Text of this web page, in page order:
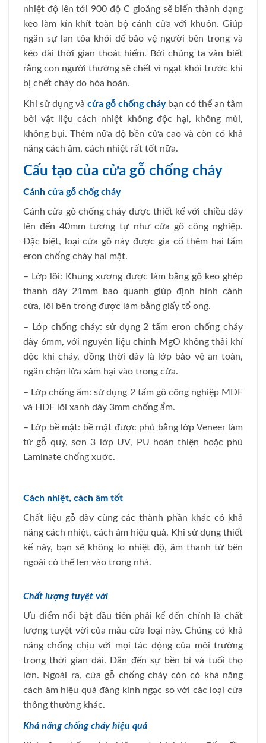
nhiệt độ lên tới 900 độ C gioăng sẽ biến thành dạng
keo làm kín khít toàn bộ cánh cửa với khuôn. Giúp
ngăn sự lan tỏa khói để bảo vệ người bên trong và
kéo dài thời gian thoát hiểm. Bởi chúng ta vẫn biết
rằng con người thường sẽ chết vì ngạt khói trước khi
bị chết cháy do hỏa hoản.
Khi sử dụng và cửa gỗ chống cháybạn có thể an tâm
bởi vật liệu cách nhiệt không độc hại, không mùi,
không bụi. Thêm nữa độ bền cửa cao và còn có khả
năng cách âm, cách nhiệt rất tốt nữa.
Cấu tạo của cửa gỗ chống cháy
Cánh cửa gỗ chốg cháy
Cánh cửa gỗ chống cháy được thiết kế với chiều dày
lên đến 40mm tương tự như cửa gỗ công nghiệp.
Đặc biệt, loại cửa gỗ này được gia cố thêm hai tấm
eron chống cháy hai mặt.
– Lớp lõi: Khung xương được làm bằng gỗ keo ghép
thanh dày 21mm bao quanh giúp định hình cánh
cửa, lõi bên trong được làm bằng giấy tổ ong.
– Lớp chống cháy: sử dụng 2 tấm eron chống cháy
dày 6mm, với nguyên liệu chính MgO không thải khí
độc khi cháy, đồng thời đây là lớp bảo vệ an toàn,
ngăn chặn lửa xâm hại vào trong cửa.
– Lớp chống ẩm: sử dụng 2 tấm gỗ công nghiệp MDF
và HDF lõi xanh dày 3mm chống ẩm.
– Lớp bề mặt: bề mặt được phủ bằng lớp Veneer làm
từ gỗ quý, sơn 3 lớp UV, PU hoàn thiện hoặc phủ
Laminate chống xước.
Cách nhiệt, cách âm tốt
Chất liệu gỗ dày cùng các thành phần khác có khả
năng cách nhiệt, cách âm hiệu quả. Khi sử dụng thiết
kế này, bạn sẽ không lo nhiệt độ, âm thanh từ bên
ngoài có thể len vào trong nhà.
Chất lượng tuyệt vời
Ưu điểm nổi bật đầu tiên phải kể đến chính là chất
lượng tuyệt vời của mẫu cửa loại này. Chúng có khả
năng chống chịu với mọi tác động của môi trường
trong thời gian dài. Dẫn đến sự bền bỉ và tuổi thọ
lớn. Ngoài ra, cửa gỗ chống cháy còn có khả năng
cách âm hiệu quả đáng kinh ngạc so với các loại cửa
thông thường khác.
Khả năng chống cháy hiệu quả